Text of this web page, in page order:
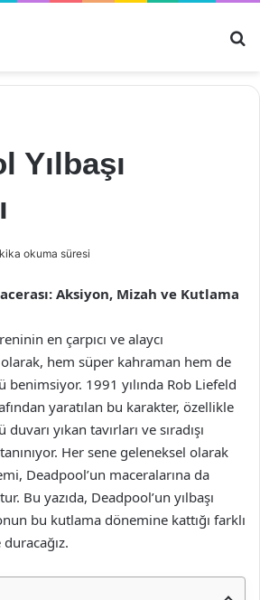
Yılbaşı
okuma süresi
Aksiyon, Mizah ve Kutlama
en çarpıcı ve alaycı
hem süper kahraman hem de
1991 yılında Rob Liefeld
yaratılan bu karakter, özellikle
yıkan tavırları ve sıradışı
Her sene geleneksel olarak
Deadpool’un maceralarına da
Bu yazıda, Deadpool’un yılbaşı
bu kutlama dönemine kattığı farklı
duracağız.